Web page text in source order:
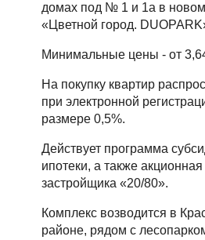
домах под № 1 и 1а в
«Цветной город.
Минимальные цены - от
На покупку квартир
при электронной
размере 0,5%.
Действует программа
ипотеки, а также
застройщика «20/80».
Комплекс возводится в
районе, рядом с